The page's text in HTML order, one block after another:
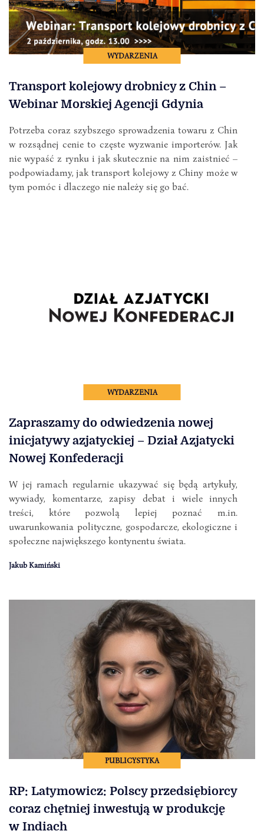
WYDARZENIA
Transport kolejowy drobnicy z Chin –
Webinar Morskiej Agencji Gdynia
Potrzeba coraz szybszego sprowadzenia towaru z Chin
w rozsądnej cenie to częste wyzwanie importerów. Jak
nie wypaść z rynku i jak skutecznie na nim zaistnieć –
podpowiadamy, jak transport kolejowy z Chiny może w
tym pomóc i dlaczego nie należy się go bać.
WYDARZENIA
Zapraszamy do odwiedzenia nowej
inicjatywy azjatyckiej – Dział Azjatycki
Nowej Konfederacji
W jej ramach regularnie ukazywać się będą artykuły,
wywiady, komentarze, zapisy debat i wiele innych
treści, które pozwolą lepiej poznać m.in.
uwarunkowania polityczne, gospodarcze, ekologiczne i
społeczne największego kontynentu świata.
Jakub Kamiński
PUBLICYSTYKA
RP: Latymowicz: Polscy przedsiębiorcy
coraz chętniej inwestują w produkcję
w Indiach